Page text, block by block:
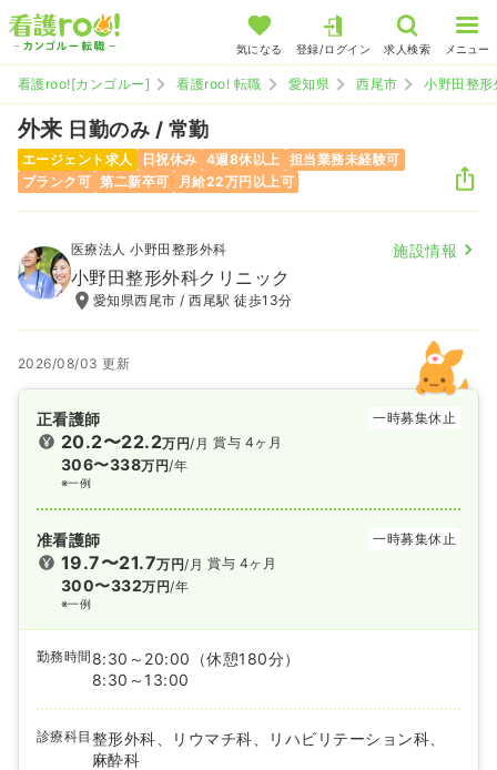
気になる 登録/ログイン 求人検索 メニュー
看護roo![カンゴルー] 看護roo! 転職 愛知県 西尾市 小野田整
外来 日勤のみ / 常勤
エージェント求人 日祝休み 4週8休以上 担当業務未経験可
ブランク可 第二新卒可 月給22万円以上可
医療法人 小野田整形外科 施設情報
小野田整形外科クリニック
愛知県西尾市 / 西尾駅 徒歩13分
2026/08/03 更新
正看護師 一時募集休止
20.2〜22.2万円/月
306〜338万円/年
※一例
賞与 4ヶ月
准看護師 一時募集休止
19.7〜21.7万円/月
300〜332万円/年
※一例
賞与 4ヶ月
勤務時間 8:30～20:00
（休憩180分）
8:30～13:00
診療科目 整形外科、リウマチ科、リハビリテーション科、
麻酔科